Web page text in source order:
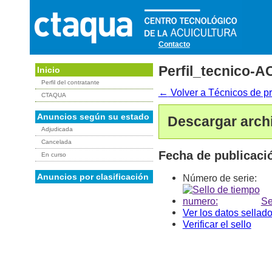
Contacto
Perfil_tecnico-
← Volver a Técnicos de
Descargar
Fecha de
Número de serie:
Ver los datos
Verificar el sello
Inicio
Perfil del contratante
CTAQUA
Anuncios según su estado
Adjudicada
Cancelada
En curso
Anuncios por clasificación